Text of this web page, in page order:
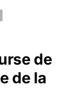
de
de la